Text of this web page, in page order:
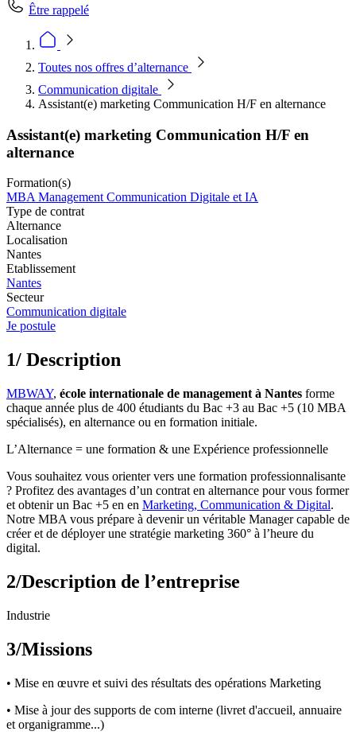
Être rappelé
Toutes nos offres d’alternance
Communication digitale
Assistant(e) marketing Communication H/F en alternance
Assistant(e) marketing Communication H/F en
alternance
Formation(s)
MBA Management Communication Digitale et IA
Type de contrat
Alternance
Localisation
Nantes
Etablissement
Nantes
Secteur
Communication digitale
Je postule
1/ Description
MBWAY, école internationale de management à Nantes forme
chaque année plus de 400 étudiants du Bac +3 au Bac +5 (10 MBA
spécialisés), en alternance ou en formation initiale.
L’Alternance = une formation & une Expérience professionnelle
Vous souhaitez vous orienter vers une formation professionnalisante
? Profitez des avantages d’un contrat en alternance pour vous former
et obtenir un Bac +5 en en Marketing, Communication & Digital.
Notre MBA vous prépare à devenir un véritable Manager capable de
créer et de déployer une stratégie marketing 360° à l’heure du
digital.
2/Description de l’entreprise
Industrie
3/Missions
• Mise en œuvre et suivi des résultats des opérations Marketing
• Mise à jour des supports de com interne (livret d'accueil, annuaire
et organigramme...)